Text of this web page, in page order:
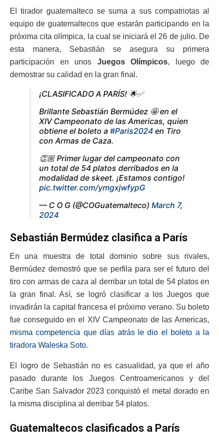
El tirador guatemalteco se suma a sus compatriotas al
equipo de guatemaltecos que estarán participando en la
próxima cita olímpica, la cual se iniciará el 26 de julio. De
esta manera, Sebastián se asegura su primera
participación en unos Juegos Olímpicos, luego de
demostrar su calidad en la gran final.
¡CLASIFICADO A PARÍS! 🌟✅
Brillante Sebastián Bermúdez 🤩 en el
XIV Campeonato de las Americas, quien
obtiene el boleto a #Paris2024 en Tiro
con Armas de Caza.
👏🏼 Primer lugar del campeonato con
un total de 54 platos derribados en la
modalidad de skeet. ¡Estamos contigo!
pic.twitter.com/ymgxjwfypG
— C O G (@COGuatemalteco) March 7,
2024
Sebastián Bermúdez clasifica a París
En una muestra de total dominio sobre sus rivales,
Bermúdez demostró que se perfila para ser el futuro del
tiro con armas de caza al derribar un total de 54 platos en
la gran final. Así, se logró clasificar a los Juegos que
invadirán la capital francesa el próximo verano. Su boleto
fue conseguido en el XIV Campeonato de las Americas,
misma competencia que días atrás le dio el boleto a la
tiradora Waleska Soto.
El logro de Sebastián no es casualidad, ya que el año
pasado durante los Juegos Centroamericanos y del
Caribe San Salvador 2023 conquistó el metal dorado en
la misma disciplina al derribar 54 platos.
Guatemaltecos clasificados a París